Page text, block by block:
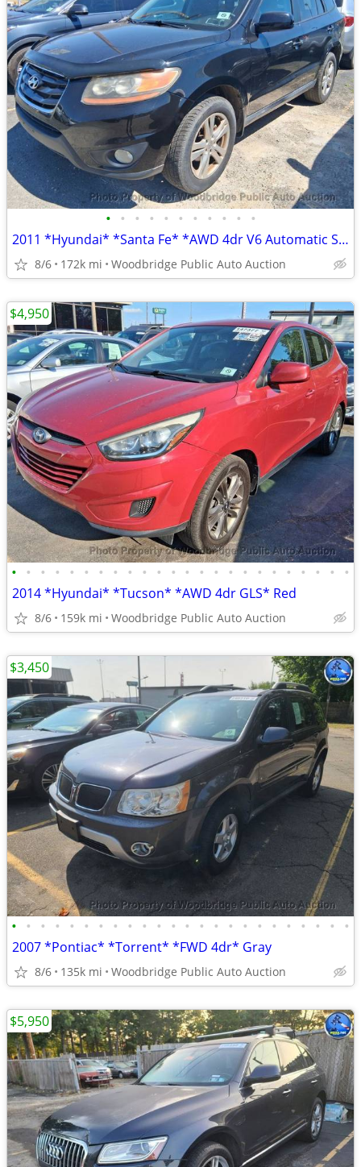
• • • • • • • • • • •
2011 *Hyundai* *Santa Fe* *AWD 4dr V6 Automatic SE*
8/6 172k mi Woodbridge Public Auto Auction
• • • • • • • • • • • • • • • • • • • • • • • •
2014 *Hyundai* *Tucson* *AWD 4dr GLS* Red
8/6 159k mi Woodbridge Public Auto Auction
$4,950
• • • • • • • • • • • • • • • • • • • • • • • •
2007 *Pontiac* *Torrent* *FWD 4dr* Gray
8/6 135k mi Woodbridge Public Auto Auction
$3,450
$5,950